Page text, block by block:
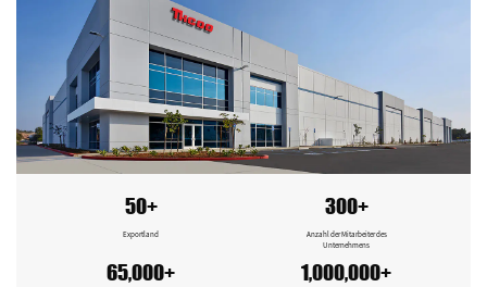
50+
Exportland
300+
Anzahl der Mitarbeiter des
Unternehmens
65,000+ 1,000,000+